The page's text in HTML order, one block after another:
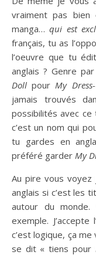
vraiment pas
manga…qui est
français, tu as
l’oeuvre que tu
anglais ? Genre
Doll pour My
jamais trouvés
possibilités avec
c’est un nom qui
tu gardes en
préféré garder My
Au pire vous
anglais si c’est les
autour du monde.
exemple. J’accepte
c’est logique, ça
se dit « tiens pour